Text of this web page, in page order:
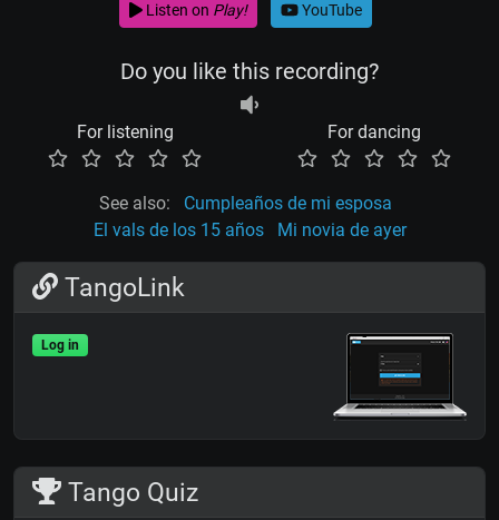
Listen on Play! YouTube
Do you like this recording?
For listening For dancing
See also:
Cumpleaños de mi esposa
El vals de los 15 años
Mi novia de ayer
TangoLink
Log in
Tango Quiz